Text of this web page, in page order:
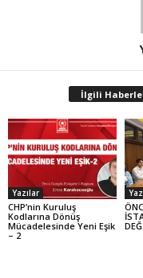
İlgili
Yazılar
CHP’nin Kuruluş
Kodlarına Dönüş
Mücadelesinde Yeni Eşik
– 2